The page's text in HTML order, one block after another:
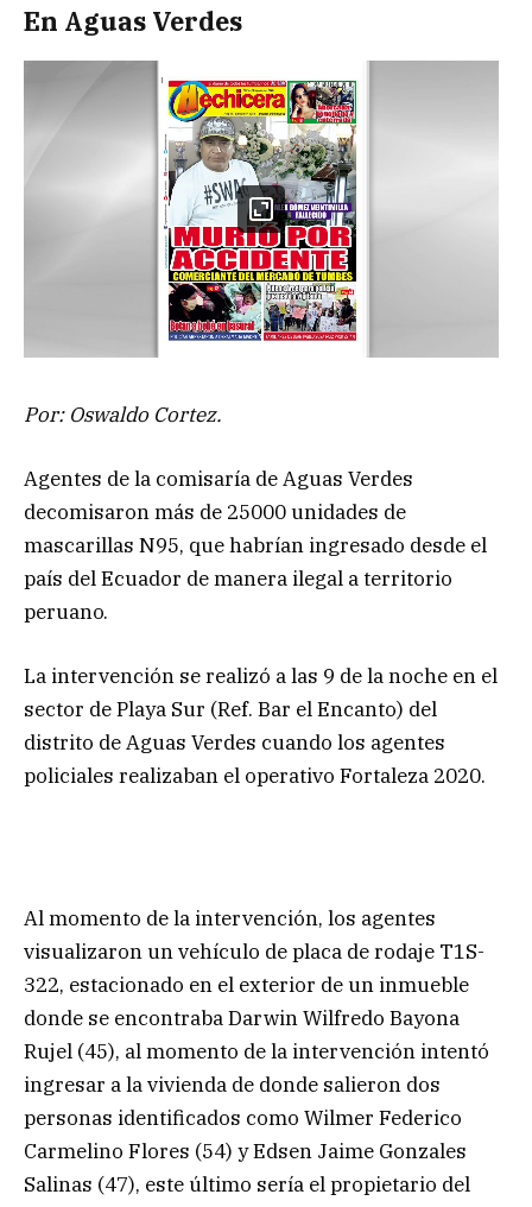
En Aguas Verdes
Por: Oswaldo Cortez.
Agentes de la comisaría de Aguas Verdes
decomisaron más de 25000 unidades de
mascarillas N95, que habrían ingresado desde el
país del Ecuador de manera ilegal a territorio
peruano.
La intervención se realizó a las 9 de la noche en el
sector de Playa Sur (Ref. Bar el Encanto) del
distrito de Aguas Verdes cuando los agentes
policiales realizaban el operativo Fortaleza 2020.
Al momento de la intervención, los agentes
visualizaron un vehículo de placa de rodaje T1S-
322, estacionado en el exterior de un inmueble
donde se encontraba Darwin Wilfredo Bayona
Rujel (45), al momento de la intervención intentó
ingresar a la vivienda de donde salieron dos
personas identificados como Wilmer Federico
Carmelino Flores (54) y Edsen Jaime Gonzales
Salinas (47), este último sería el propietario del